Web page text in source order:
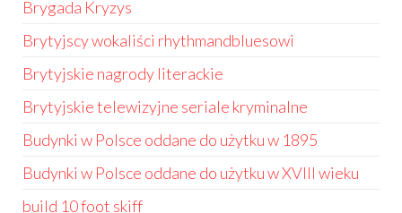
Brygada Kryzys
Brytyjscy wokaliści rhythmandbluesowi
Brytyjskie nagrody literackie
Brytyjskie telewizyjne seriale kryminalne
Budynki w Polsce oddane do użytku w 1895
Budynki w Polsce oddane do użytku w XVIII wieku
build 10 foot skiff